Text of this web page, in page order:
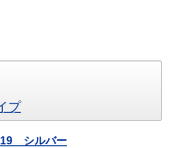
プ
シルバー